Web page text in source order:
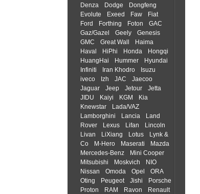
Denza
Dodge
Dongfeng
Evolute
Exeed Faw
Fiat
Ford
Forthing Foton
GAC
Gaz/Gazel
Geely
Genesis
GMC
Great Wall
Haima
Haval
HiPhi Honda
Hongqi
HuangHai
Hummer
Hyundai
Infiniti
Iran Khodro
Isuzu
iveco
Izh JAC
Jaecoo
Jaguar
Jeep Jetour
Jetta
JIDU
Kaiyi KGM
Kia
Knewstar
Lada/VAZ
Lamborghini
Lancia
Land
Rover
Lexus Lifan
Lincoln
Livan
LiXiang Lotus
Lynk &
Co
M-Hero Maserati
Mazda
Mercedes-Benz
Mini Cooper
Mitsubishi
Moskvich
NIO
Nissan
Omoda Opel
ORA
Oting
Peugeot Jishi
Porsche
Proton
RAM Ravon
Renault